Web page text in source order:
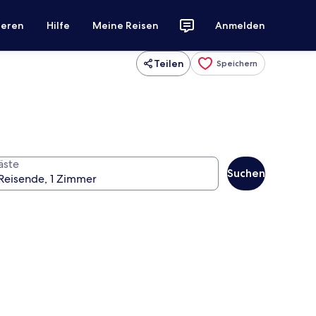
Hilfe Meine Reisen Anmelden
Teilen Speichern
Suchen